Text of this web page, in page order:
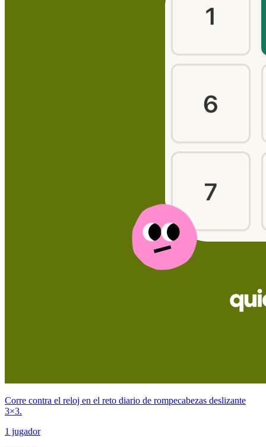
Corre contra el reloj en el reto diario de rompecabezas deslizante
3×3.
1 jugador